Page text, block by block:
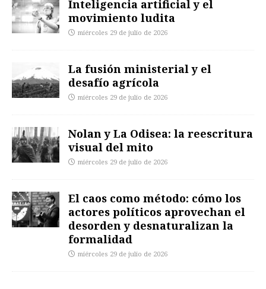
Inteligencia artificial y el
movimiento ludita
miércoles 29 de julio de 2026
La fusión ministerial y el
desafío agrícola
miércoles 29 de julio de 2026
Nolan y La Odisea: la reescritura
visual del mito
miércoles 29 de julio de 2026
El caos como método: cómo los
actores políticos aprovechan el
desorden y desnaturalizan la
formalidad
miércoles 29 de julio de 2026